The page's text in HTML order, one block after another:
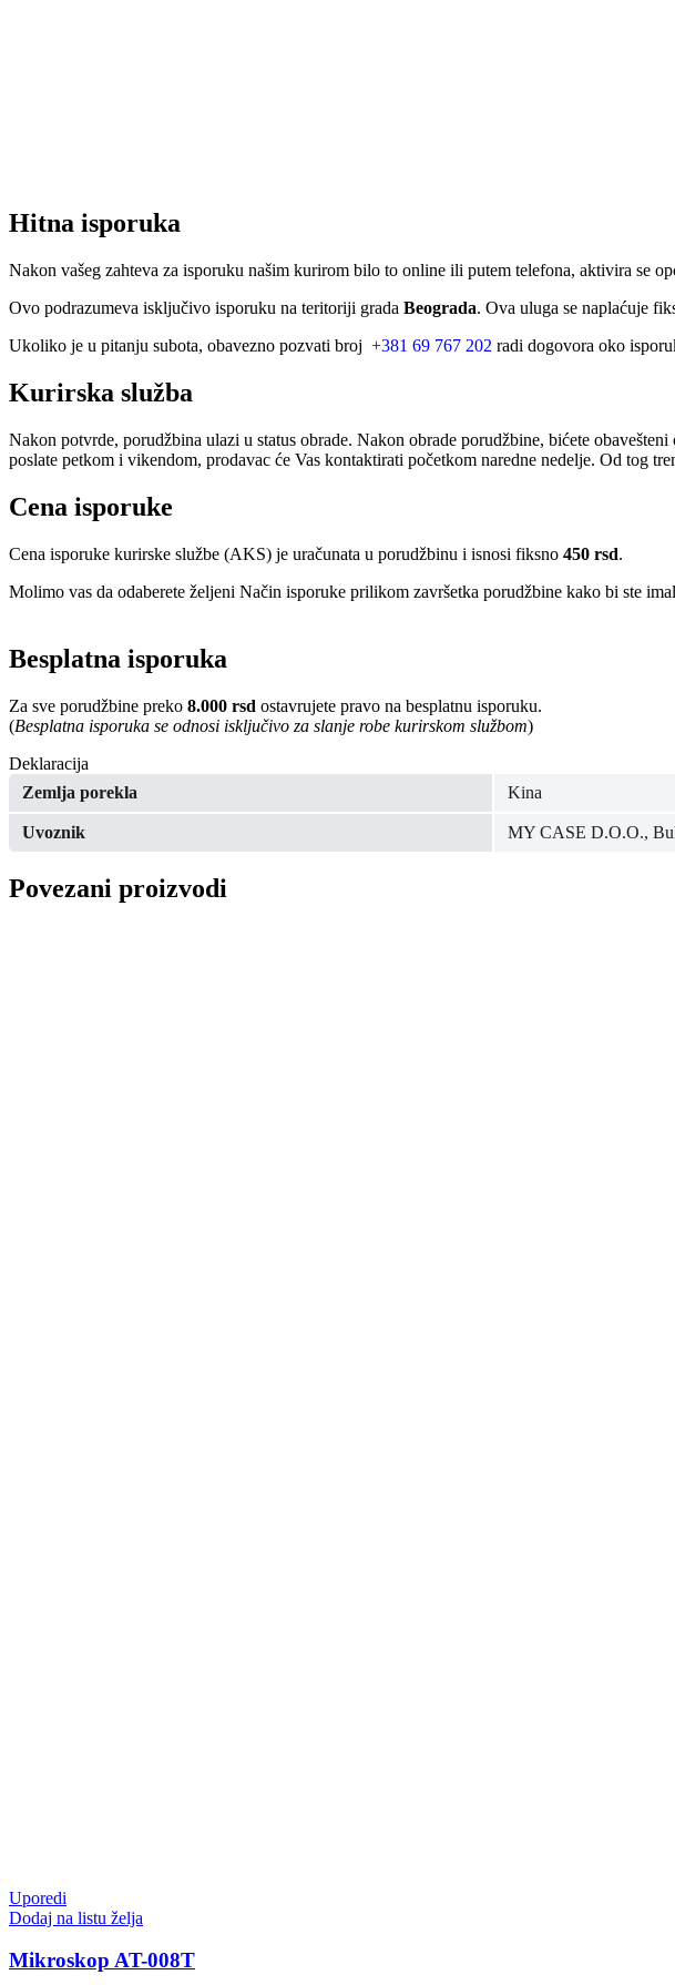
Hitna isporuka
Nakon vašeg zahteva za isporuku našim kurirom bilo to online ili putem telefona, aktivira se
Ovo podrazumeva isključivo isporuku na teritoriji grada Beograda. Ova uluga se naplaćuje
Ukoliko je u pitanju subota, obavezno pozvati broj +381 69 767 202 radi dogovora oko
Kurirska služba
Nakon potvrde, porudžbina ulazi u status obrade. Nakon obrade porudžbine, bićete
poslate petkom i vikendom, prodavac će Vas kontaktirati početkom naredne nedelje. Od tog
Cena isporuke
Cena isporuke kurirske službe (AKS) je uračunata u porudžbinu i isnosi fiksno 450 rsd.
Molimo vas da odaberete željeni Način isporuke prilikom završetka porudžbine kako bi ste
Besplatna isporuka
Za sve porudžbine preko 8.000 rsd ostavrujete pravo na besplatnu isporuku.
(Besplatna isporuka se odnosi isključivo za slanje robe kurirskom službom)
Deklaracija
Zemlja porekla
Kina
Uvoznik MY CASE D.O.O.,
Povezani proizvodi
Uporedi
Dodaj na listu želja
Mikroskop AT-008T